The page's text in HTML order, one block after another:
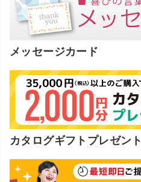
メッセージカード
カタログギフトプレゼント